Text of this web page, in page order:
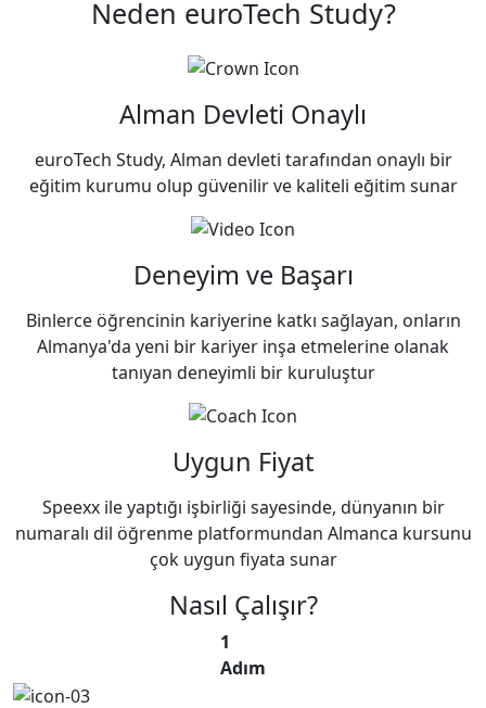
Neden euroTech Study?
Alman Devleti Onaylı
euroTech Study, Alman devleti tarafından onaylı bir
eğitim kurumu olup güvenilir ve kaliteli eğitim sunar
Deneyim ve Başarı
Binlerce öğrencinin kariyerine katkı sağlayan, onların
Almanya'da yeni bir kariyer inşa etmelerine olanak
tanıyan deneyimli bir kuruluştur
Uygun Fiyat
Speexx ile yaptığı işbirliği sayesinde, dünyanın bir
numaralı dil öğrenme platformundan Almanca kursunu
çok uygun fiyata sunar
Nasıl Çalışır?
1
Adım